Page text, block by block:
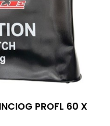
PROFL 60 X